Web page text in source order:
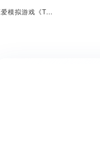
3D恋爱模拟游戏《TOGETHER BnB》中的角色“Nana”